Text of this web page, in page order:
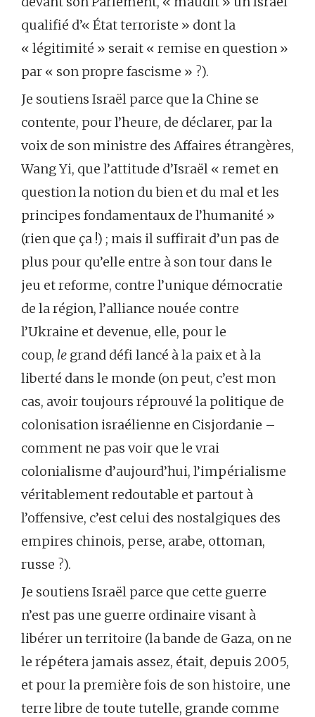
qualifié d’« État terroriste » dont la
« légitimité » serait « remise en question »
par « son propre fascisme » ?).
Je soutiens Israël parce que la Chine se
contente, pour l’heure, de déclarer, par la
voix de son ministre des Affaires étrangères,
Wang Yi, que l’attitude d’Israël « remet en
question la notion du bien et du mal et les
principes fondamentaux de l’humanité »
(rien que ça !) ; mais il suffirait d’un pas de
plus pour qu’elle entre à son tour dans le
jeu et reforme, contre l’unique démocratie
de la région, l’alliance nouée contre
l’Ukraine et devenue, elle, pour le
coup, le grand défi lancé à la paix et à la
liberté dans le monde (on peut, c’est mon
cas, avoir toujours réprouvé la politique de
colonisation israélienne en Cisjordanie –
comment ne pas voir que le vrai
colonialisme d’aujourd’hui, l’impérialisme
véritablement redoutable et partout à
l’offensive, c’est celui des nostalgiques des
empires chinois, perse, arabe, ottoman,
russe ?).
Je soutiens Israël parce que cette guerre
n’est pas une guerre ordinaire visant à
libérer un territoire (la bande de Gaza, on ne
le répétera jamais assez, était, depuis 2005,
et pour la première fois de son histoire, une
terre libre de toute tutelle, grande comme